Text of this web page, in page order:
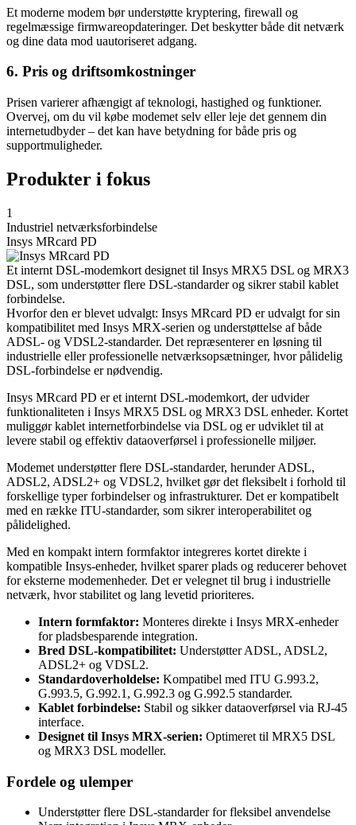
Et moderne modem bør understøtte kryptering, firewall og
regelmæssige firmwareopdateringer. Det beskytter både dit netværk
og dine data mod uautoriseret adgang.
6. Pris og driftsomkostninger
Prisen varierer afhængigt af teknologi, hastighed og funktioner.
Overvej, om du vil købe modemet selv eller leje det gennem din
internetudbyder – det kan have betydning for både pris og
supportmuligheder.
Produkter i fokus
1
Industriel netværksforbindelse
Insys MRcard PD
Et internt DSL-modemkort designet til Insys MRX5 DSL og MRX3
DSL, som understøtter flere DSL-standarder og sikrer stabil kablet
forbindelse.
Hvorfor den er blevet udvalgt: Insys MRcard PD er udvalgt for sin
kompatibilitet med Insys MRX-serien og understøttelse af både
ADSL- og VDSL2-standarder. Det repræsenterer en løsning til
industrielle eller professionelle netværksopsætninger, hvor pålidelig
DSL-forbindelse er nødvendig.
Insys MRcard PD er et internt DSL-modemkort, der udvider
funktionaliteten i Insys MRX5 DSL og MRX3 DSL enheder. Kortet
muliggør kablet internetforbindelse via DSL og er udviklet til at
levere stabil og effektiv dataoverførsel i professionelle miljøer.
Modemet understøtter flere DSL-standarder, herunder ADSL,
ADSL2, ADSL2+ og VDSL2, hvilket gør det fleksibelt i forhold til
forskellige typer forbindelser og infrastrukturer. Det er kompatibelt
med en række ITU-standarder, som sikrer interoperabilitet og
pålidelighed.
Med en kompakt intern formfaktor integreres kortet direkte i
kompatible Insys-enheder, hvilket sparer plads og reducerer behovet
for eksterne modemenheder. Det er velegnet til brug i industrielle
netværk, hvor stabilitet og lang levetid prioriteres.
Intern formfaktor: Monteres direkte i Insys MRX-enheder
for pladsbesparende integration.
Bred DSL-kompatibilitet: Understøtter ADSL, ADSL2,
ADSL2+ og VDSL2.
Standardoverholdelse: Kompatibel med ITU G.993.2,
G.993.5, G.992.1, G.992.3 og G.992.5 standarder.
Kablet forbindelse: Stabil og sikker dataoverførsel via RJ-45
interface.
Designet til Insys MRX-serien: Optimeret til MRX5 DSL
og MRX3 DSL modeller.
Fordele og ulemper
Understøtter flere DSL-standarder for fleksibel anvendelse